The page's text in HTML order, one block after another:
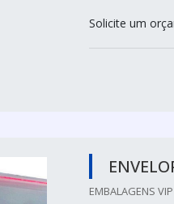
Solicite um
EMBALAGENS